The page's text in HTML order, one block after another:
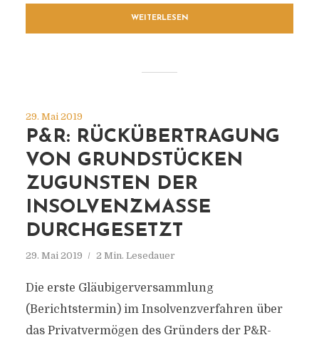
WEITERLESEN
29. Mai 2019
P&R: RÜCKÜBERTRAGUNG
VON GRUNDSTÜCKEN
ZUGUNSTEN DER
INSOLVENZMASSE
DURCHGESETZT
29. Mai 2019 2 Min. Lesedauer
Die erste Gläubigerversammlung
(Berichtstermin) im Insolvenzverfahren über
das Privatvermögen des Gründers der P&R-